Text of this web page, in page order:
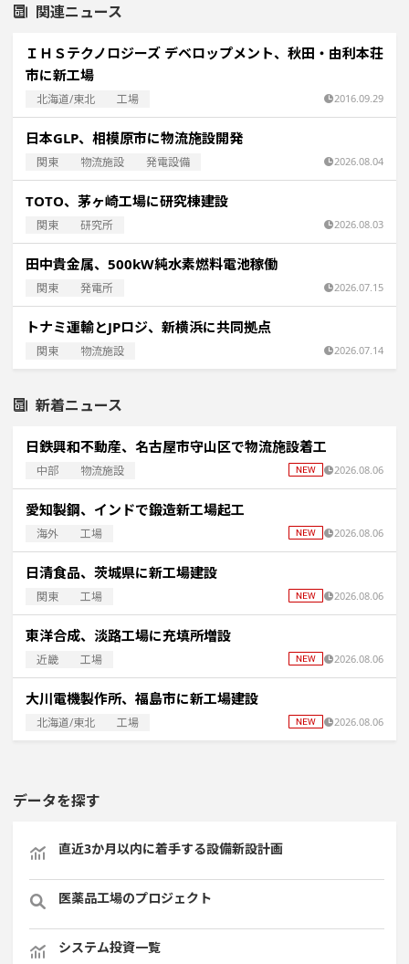
関連ニュース
ＩＨＳテクノロジーズ デベロップメント、秋田・由利本荘
市に新工場
北海道/東北 工場 2016.09.29
日本GLP、相模原市に物流施設開発
関東 物流施設 発電設備 2026.08.04
TOTO、茅ヶ崎工場に研究棟建設
関東 研究所 2026.08.03
田中貴金属、500kW純水素燃料電池稼働
関東 発電所 2026.07.15
トナミ運輸とJPロジ、新横浜に共同拠点
関東 物流施設 2026.07.14
新着ニュース
日鉄興和不動産、名古屋市守山区で物流施設着工
中部 物流施設 2026.08.06
愛知製鋼、インドで鍛造新工場起工
海外 工場 2026.08.06
日清食品、茨城県に新工場建設
関東 工場 2026.08.06
東洋合成、淡路工場に充填所増設
近畿 工場 2026.08.06
大川電機製作所、福島市に新工場建設
北海道/東北 工場 2026.08.06
データを探す
直近3か月以内に着手する設備新設計画
医薬品工場のプロジェクト
システム投資一覧